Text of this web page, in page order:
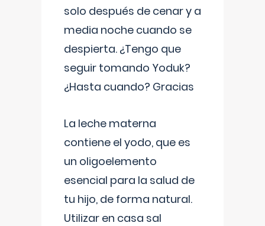
solo después de cenar y a
media noche cuando se
despierta. ¿Tengo que
seguir tomando Yoduk?
¿Hasta cuando? Gracias
La leche materna
contiene el yodo, que es
un oligoelemento
esencial para la salud de
tu hijo, de forma natural.
Utilizar en casa sal